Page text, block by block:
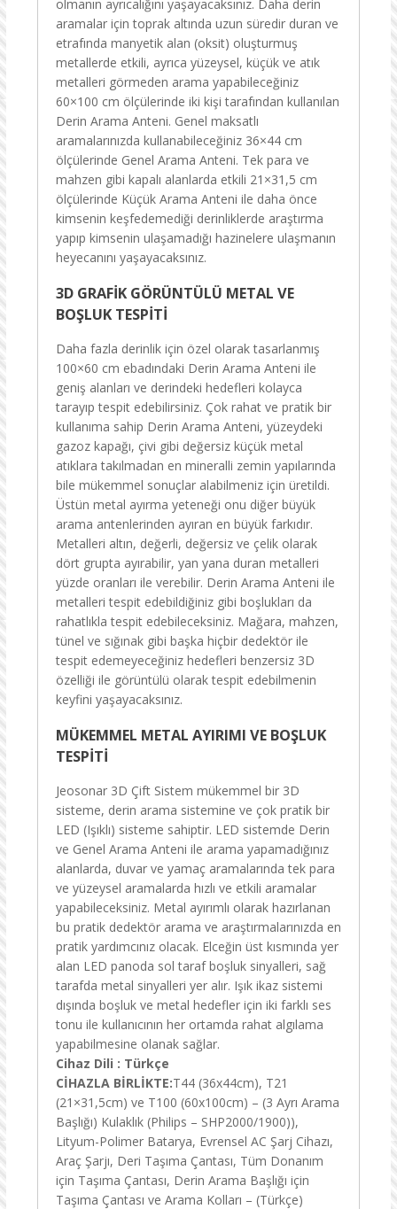
olmanın ayrıcalığını yaşayacaksınız. Daha derin
aramalar için toprak altında uzun süredir duran ve
etrafında manyetik alan (oksit) oluşturmuş
metallerde etkili, ayrıca yüzeysel, küçük ve atık
metalleri görmeden arama yapabileceğiniz
60×100 cm ölçülerinde iki kişi tarafından kullanılan
Derin Arama Anteni. Genel maksatlı
aramalarınızda kullanabileceğiniz 36×44 cm
ölçülerinde Genel Arama Anteni. Tek para ve
mahzen gibi kapalı alanlarda etkili 21×31,5 cm
ölçülerinde Küçük Arama Anteni ile daha önce
kimsenin keşfedemediği derinliklerde araştırma
yapıp kimsenin ulaşamadığı hazinelere ulaşmanın
heyecanını yaşayacaksınız.
3D GRAFİK GÖRÜNTÜLÜ METAL VE
BOŞLUK TESPİTİ
Daha fazla derinlik için özel olarak tasarlanmış
100×60 cm ebadındaki Derin Arama Anteni ile
geniş alanları ve derindeki hedefleri kolayca
tarayıp tespit edebilirsiniz. Çok rahat ve pratik bir
kullanıma sahip Derin Arama Anteni, yüzeydeki
gazoz kapağı, çivi gibi değersiz küçük metal
atıklara takılmadan en mineralli zemin yapılarında
bile mükemmel sonuçlar alabilmeniz için üretildi.
Üstün metal ayırma yeteneği onu diğer büyük
arama antenlerinden ayıran en büyük farkıdır.
Metalleri altın, değerli, değersiz ve çelik olarak
dört grupta ayırabilir, yan yana duran metalleri
yüzde oranları ile verebilir. Derin Arama Anteni ile
metalleri tespit edebildiğiniz gibi boşlukları da
rahatlıkla tespit edebileceksiniz. Mağara, mahzen,
tünel ve sığınak gibi başka hiçbir dedektör ile
tespit edemeyeceğiniz hedefleri benzersiz 3D
özelliği ile görüntülü olarak tespit edebilmenin
keyfini yaşayacaksınız.
MÜKEMMEL METAL AYIRIMI VE BOŞLUK
TESPİTİ
Jeosonar 3D Çift Sistem mükemmel bir 3D
sisteme, derin arama sistemine ve çok pratik bir
LED (Işıklı) sisteme sahiptir. LED sistemde Derin
ve Genel Arama Anteni ile arama yapamadığınız
alanlarda, duvar ve yamaç aramalarında tek para
ve yüzeysel aramalarda hızlı ve etkili aramalar
yapabileceksiniz. Metal ayırımlı olarak hazırlanan
bu pratik dedektör arama ve araştırmalarınızda en
pratik yardımcınız olacak. Elceğin üst kısmında yer
alan LED panoda sol taraf boşluk sinyalleri, sağ
tarafda metal sinyalleri yer alır. Işık ikaz sistemi
dışında boşluk ve metal hedefler için iki farklı ses
tonu ile kullanıcının her ortamda rahat algılama
yapabilmesine olanak sağlar.
Cihaz Dili : Türkçe
CİHAZLA BİRLİKTE:T44 (36x44cm), T21
(21×31,5cm) ve T100 (60x100cm) – (3 Ayrı Arama
Başlığı) Kulaklık (Philips – SHP2000/1900)),
Lityum-Polimer Batarya, Evrensel AC Şarj Cihazı,
Araç Şarjı, Deri Taşıma Çantası, Tüm Donanım
için Taşıma Çantası, Derin Arama Başlığı için
Taşıma Çantası ve Arama Kolları – (Türkçe)